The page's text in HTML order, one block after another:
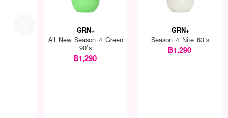
GRN+
All New Season 4 Green
90's
฿1,290
GRN+
Season 4 Nite 63's
฿1,290